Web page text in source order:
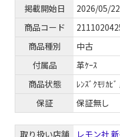
掲載開始日
2026/05/22
商品コード
商品種別
中古
付属品
革ｹｰｽ
商品状態
ﾚﾝｽﾞｸﾓﾘｶﾋ
保証
保証無し
取り扱い店舗
レモン社